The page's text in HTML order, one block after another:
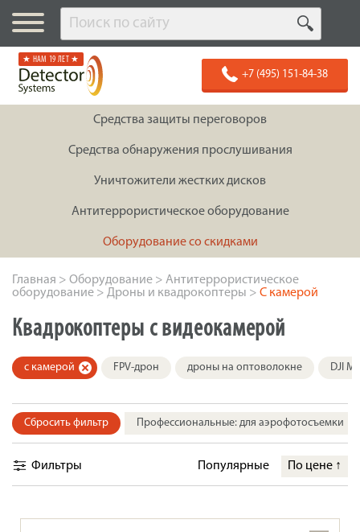
★ НАМ 19 ЛЕТ ★
+7 (495) 151-84-38
Средства защиты переговоров
Средства обнаружения прослушивания
Уничтожители жестких дисков
Антитеррористическое оборудование
Оборудование со скидками
Главная > Оборудование > Антитеррористическое
оборудование > Дроны и квадрокоптеры > С камерой
Квадрокоптеры с видеокамерой
с камерой FPV-дрон дроны на оптоволокне DJI
Сбросить фильтр Профессиональные: для аэрофотосъемки
Фильтры Популярные По цене ↑